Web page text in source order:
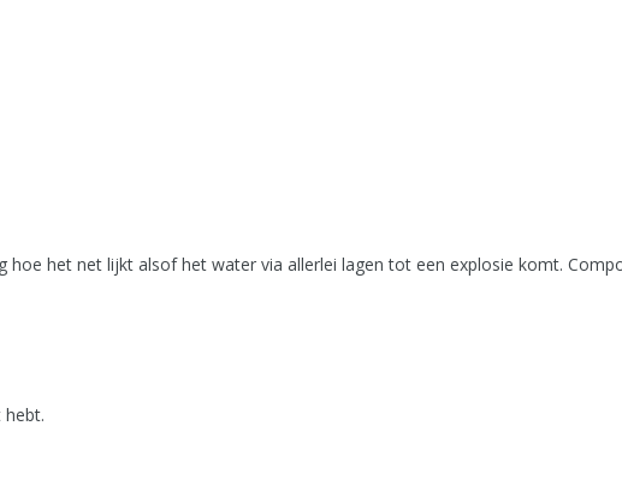
hoe het net lijkt alsof het water via allerlei lagen tot een explosie komt.